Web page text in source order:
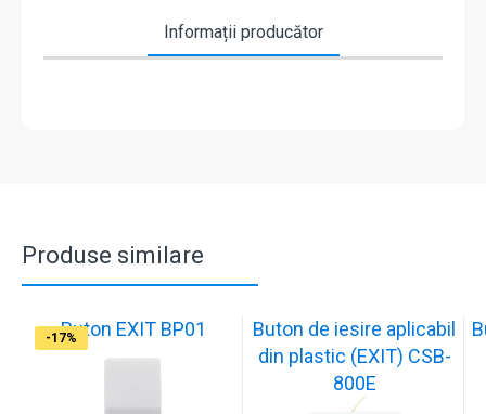
Informații producător
Produse similare
-17%Buton EXIT BP01
-17%
Buton de iesire aplicabil
din plastic (EXIT) CSB-
800E
-17%
-17%
-17%
-18%
-18%
-18%
-17%
-17%